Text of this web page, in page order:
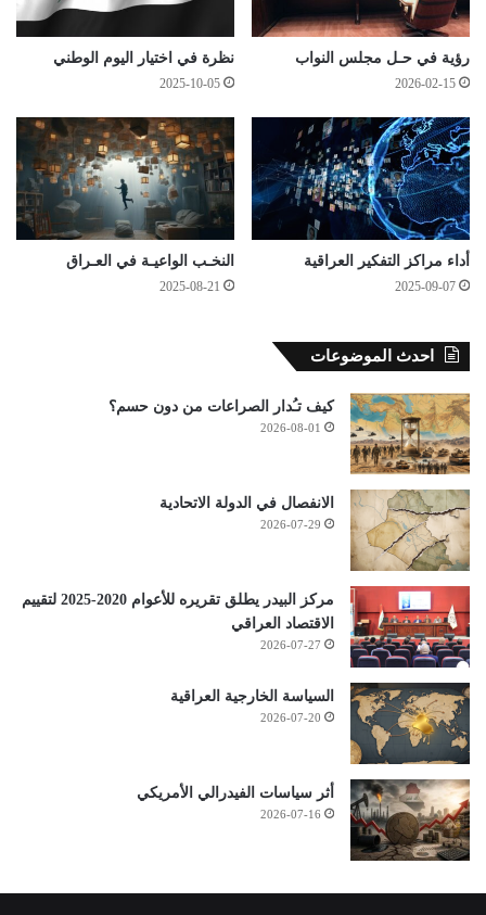
رؤية في حـل مجلس النواب
2026-02-15
نظرة في اختيار اليوم الوطني
2025-10-05
أداء مراكز التفكير العراقية
2025-09-07
النخـب الواعيـة في العـراق
2025-08-21
احدث الموضوعات
كيف تـُدار الصراعات من دون حسم؟
2026-08-01
الانفصال في الدولة الاتحادية
2026-07-29
مركز البيدر يطلق تقريره للأعوام 2020-2025 لتقييم
الاقتصاد العراقي
2026-07-27
السياسة الخارجية العراقية
2026-07-20
أثر سياسات الفيدرالي الأمريكي
2026-07-16